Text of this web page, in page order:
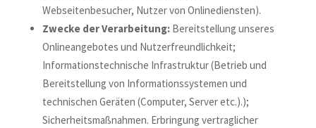
Webseitenbesucher, Nutzer von Onlinediensten).
Zwecke der Verarbeitung:Bereitstellung unseres
Onlineangebotes und Nutzerfreundlichkeit;
Informationstechnische Infrastruktur (Betrieb und
Bereitstellung von Informationssystemen und
technischen Geräten (Computer, Server etc.).);
Sicherheitsmaßnahmen. Erbringung vertraglicher